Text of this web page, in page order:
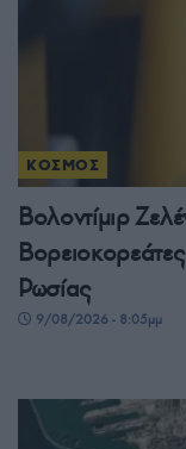
ΚΟΣΜΟΣ
Βολοντίμιρ
Ρωσίας
9/08/2026 - 8:05μμ